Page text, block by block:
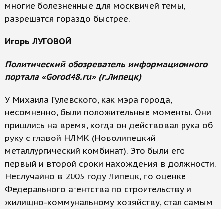
многие болезненные для москвичей темы,
разрешатся гораздо быстрее.
Игорь ЛУГОВОЙ
Политический обозреватель информационного
портала «Gorod48.ru» (г.Липецк)
У Михаила Гулевского, как мэра города,
несомненно, были положительные моменты. Они
пришлись на время, когда он действовал рука об
руку с главой НЛМК (Новолипецкий
металлургический комбинат). Это были его
первый и второй сроки нахождения в должности.
Неслучайно в 2005 году Липецк, по оценке
Федерального агентства по строительству и
жилищно-коммунальному хозяйству, стал самым